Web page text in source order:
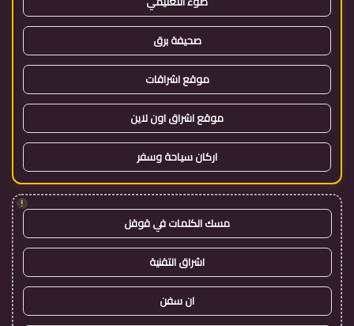
صحيفة برق
موقع اشراقات
موقع اشراق اون لاين
اركان سياحة وسفر
!
مسك الكلمات في قوقل
اشراق التقنية
ان سفن